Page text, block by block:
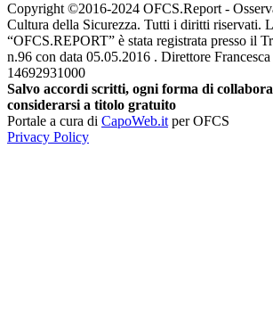
Copyright ©2016-2024 OFCS.Report -
Cultura della Sicurezza. Tutti i diritti riservati.
“OFCS.REPORT” è stata registrata presso il
n.96 con data 05.05.2016 . Direttore
14692931000
Salvo accordi scritti, ogni forma di
considerarsi a titolo gratuito
Portale a cura di CapoWeb.it per OFCS
Privacy Policy